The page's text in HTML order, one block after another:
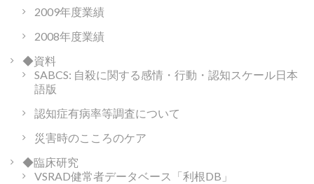
2009年度業績
2008年度業績
◆資料
SABCS: 自殺に関する感情・行動・認知スケール日本
語版
認知症有病率等調査について
災害時のこころのケア
◆臨床研究
VSRAD健常者データベース「利根DB」